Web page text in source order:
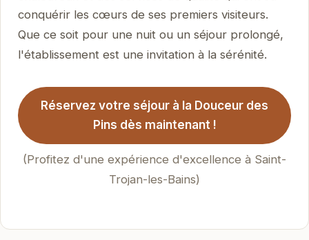
conquérir les cœurs de ses premiers visiteurs.
Que ce soit pour une nuit ou un séjour prolongé,
l'établissement est une invitation à la sérénité.
Réservez votre séjour à la Douceur des
Pins dès maintenant !
(Profitez d'une expérience d'excellence à Saint-
Trojan-les-Bains)